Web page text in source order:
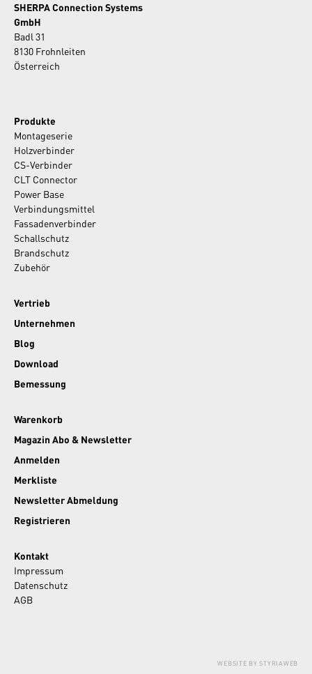
SHERPA Connection Systems
GmbH
Badl 31
8130 Frohnleiten
Österreich
Produkte
Montageserie
Holzverbinder
CS-Verbinder
CLT Connector
Power Base
Verbindungsmittel
Fassadenverbinder
Schallschutz
Brandschutz
Zubehör
Vertrieb
Unternehmen
Blog
Download
Bemessung
Warenkorb
Magazin Abo & Newsletter
Anmelden
Merkliste
Newsletter Abmeldung
Registrieren
Kontakt
Impressum
Datenschutz
AGB
WEBSITE BY STYRIAWEB